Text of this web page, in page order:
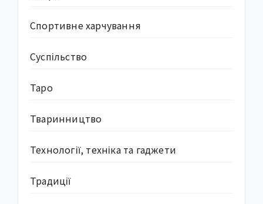
Спортивне харчування
Суcпільство
Таро
Тваринництво
Технології, техніка та гаджети
Традиції